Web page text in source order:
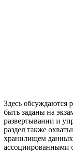
Здесь обсуждаются
быть заданы на
развертывании и
раздел также
хранилищем
ассоциированными